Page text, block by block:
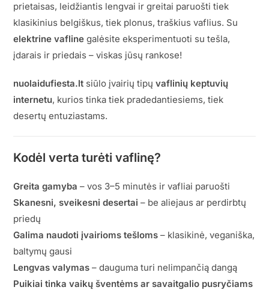
prietaisas, leidžiantis lengvai ir greitai paruošti tiek
klasikinius belgiškus, tiek plonus, traškius vaflius. Su
elektrine vafline galėsite eksperimentuoti su tešla,
įdarais ir priedais – viskas jūsų rankose!
nuolaidufiesta.lt siūlo įvairių tipųvaflinių keptuvių
internetu, kurios tinka tiek pradedantiesiems, tiek
desertų entuziastams.
Kodėl verta turėti vaflinę?
Greita gamyba – vos 3–5 minutės ir vafliai paruošti
Skanesni, sveikesni desertai – be aliejaus ar perdirbtų
priedų
Galima naudoti įvairioms tešloms – klasikinė, veganiška,
baltymų gausi
Lengvas valymas – dauguma turi nelimpančią dangą
Puikiai tinka vaikų šventėms ar savaitgalio pusryčiams